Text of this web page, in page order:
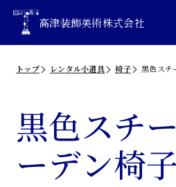
高津装飾美術株式会社
トップ レンタル小道具 椅子 黒色スチ
黒色スチ
ーデン椅